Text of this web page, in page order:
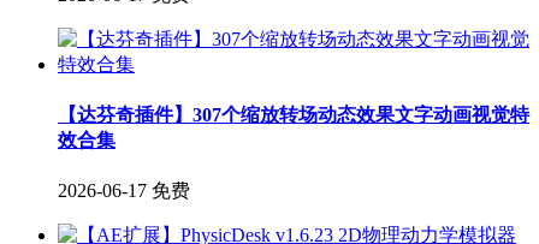
【达芬奇插件】307个缩放转场动态效果文字动画视觉特
效合集
2026-06-17 免费